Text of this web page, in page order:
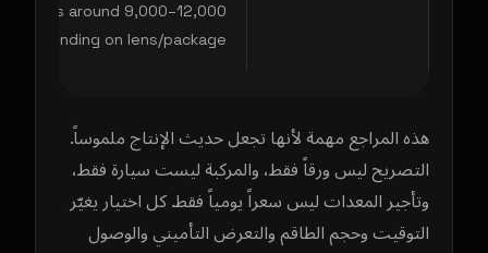
setups around 9,000–12,000
depending on lens/package.
هذه المراجع مهمة لأنها تجعل حديث الإنتاج ملموساً.
التصريح ليس ورقاً فقط، والمركبة ليست سيارة فقط،
وتأجير المعدات ليس سعراً يومياً فقط. كل اختيار يغيّر
التوقيت وحجم الطاقم والتعرض التأميني والوصول